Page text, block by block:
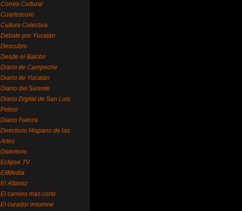
Correo Cultural
Cuartoscuro
Cultura Colectiva
Debate por Yucatán
Descubro
Desde el Balcón
Diario de Campeche
Diario de Yucatán
Diario del Sureste
Diario Digital de San Luis
Potosí
Diario Fuerza
Directorio Hispano de las
Artes
Divertorio
Eclipse TV
EitMedia
El Altavoz
El camino más corto
El curador insomne